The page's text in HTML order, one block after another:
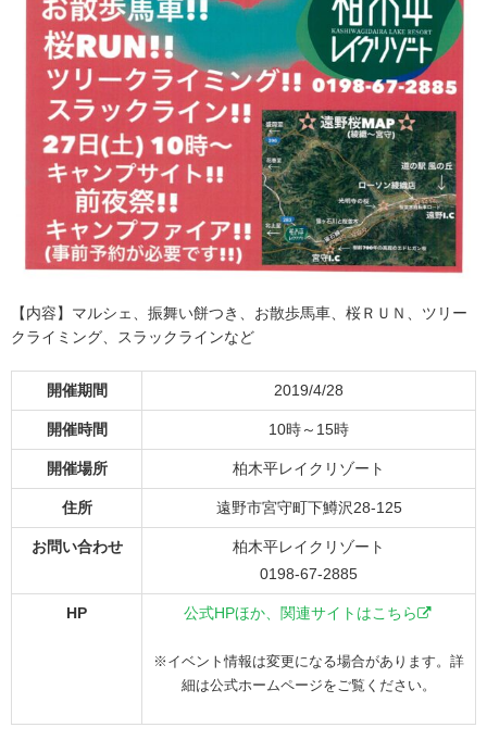
【内容】マルシェ、振舞い餅つき、お散歩馬車、桜ＲＵＮ、ツリー
クライミング、スラックラインなど
開催期間 2019/4/28
開催時間 10時～15時
開催場所 柏木平レイクリゾート
住所 遠野市宮守町下鱒沢28-125
お問い合わせ
柏木平レイクリゾート
0198-67-2885
HP 公式HPほか、関連サイトはこちら
※イベント情報は変更になる場合があります。詳
細は公式ホームページをご覧ください。